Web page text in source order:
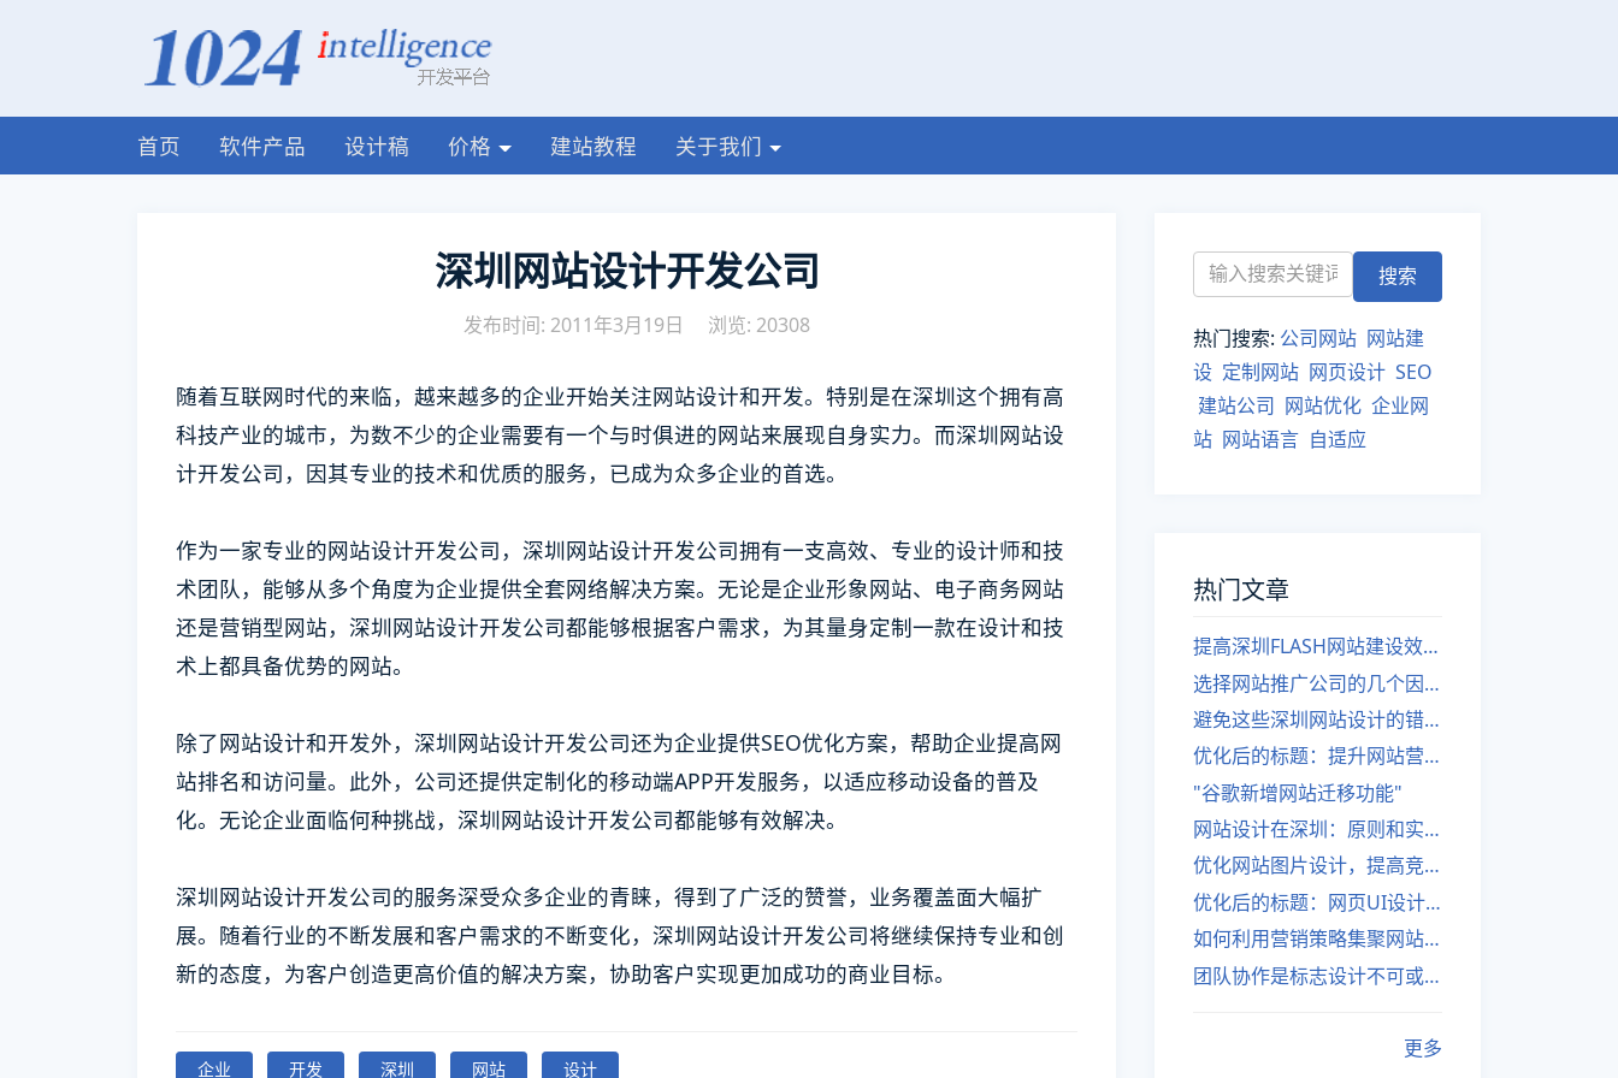
首页 软件产品 设计稿 价格 建站教程 关于我们
深圳网站设计开发公司
发布时间: 2011年3月19日 浏览: 20308
随着互联网时代的来临，越来越多的企业开始关注网站设计和开发。特别是在深圳这个拥有高
科技产业的城市，为数不少的企业需要有一个与时俱进的网站来展现自身实力。而深圳网站设
计开发公司，因其专业的技术和优质的服务，已成为众多企业的首选。
作为一家专业的网站设计开发公司，深圳网站设计开发公司拥有一支高效、专业的设计师和技
术团队，能够从多个角度为企业提供全套网络解决方案。无论是企业形象网站、电子商务网站
还是营销型网站，深圳网站设计开发公司都能够根据客户需求，为其量身定制一款在设计和技
术上都具备优势的网站。
除了网站设计和开发外，深圳网站设计开发公司还为企业提供SEO优化方案，帮助企业提高网
站排名和访问量。此外，公司还提供定制化的移动端APP开发服务，以适应移动设备的普及
化。无论企业面临何种挑战，深圳网站设计开发公司都能够有效解决。
深圳网站设计开发公司的服务深受众多企业的青睐，得到了广泛的赞誉，业务覆盖面大幅扩
展。随着行业的不断发展和客户需求的不断变化，深圳网站设计开发公司将继续保持专业和创
新的态度，为客户创造更高价值的解决方案，协助客户实现更加成功的商业目标。
企业 开发 深圳 网站 设计
热门搜索: 公司网站 网站建
设 定制网站 网页设计 SEO
建站公司 网站优化 企业网
站 网站语言 自适应
热门文章
提高深圳FLASH网站建设效率的建议
选择网站推广公司的几个因素
避免这些深圳网站设计的错误
优化后的标题：提升网站营销绩效的策略
"谷歌新增网站迁移功能"
网站设计在深圳：原则和实践
优化网站图片设计，提高竞争力
优化后的标题：网页UI设计与APP UI设计应用软件
如何利用营销策略集聚网站流量
团队协作是标志设计不可或缺的一部分
更多